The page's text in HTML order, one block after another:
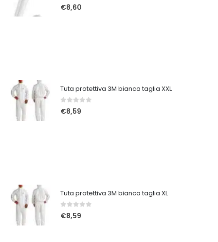
Su 5
€8,60
Tuta protettiva 3M bianca taglia XXL
0Su 5
€8,59
Tuta protettiva 3M bianca taglia XL
0Su 5
€8,59